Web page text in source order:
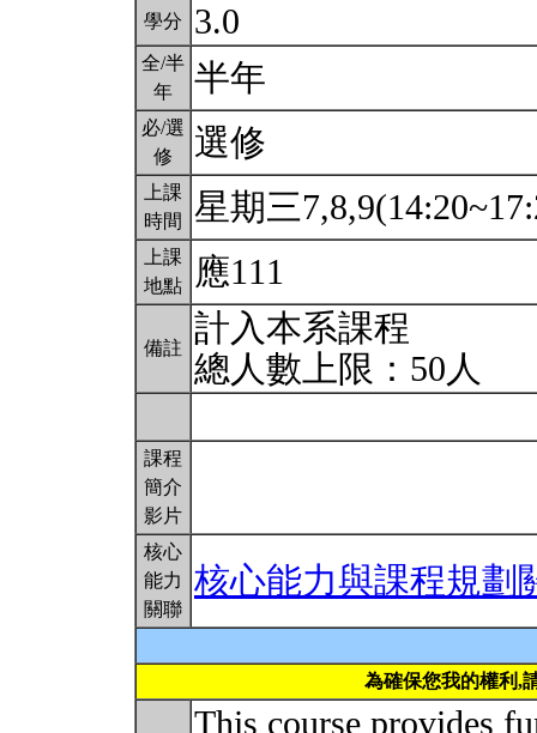
學分 3.0
全/半
年
半年
必/選
修
選修
上課
時間
星期三
上課
地點
應111
備註
計入本系課程
總人數上限：50人
課程
簡介
影片
核心
能力
關聯
核心能力與課程規劃
為確保您我的權利,
This course provides